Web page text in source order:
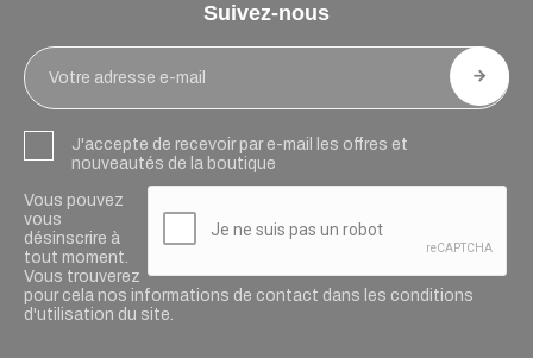
Suivez-nous
J'accepte de recevoir par e-mail les offres et
nouveautés de la boutique
Vous pouvez
vous
désinscrire à
tout moment.
Vous trouverez
pour cela nos informations de contact dans les conditions
d'utilisation du site.